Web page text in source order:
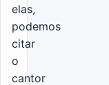
elas,
podemos
citar
o
cantor